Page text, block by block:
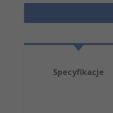
Specyfikacje